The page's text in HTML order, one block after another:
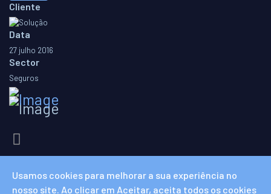
Cliente
Data
27 julho 2016
Sector
Seguros
POLÍTICA DE PRIVACIDADE
Usamos cookies para melhorar a sua experiência no
nosso site. Ao clicar em Aceitar, aceita todos os cookies